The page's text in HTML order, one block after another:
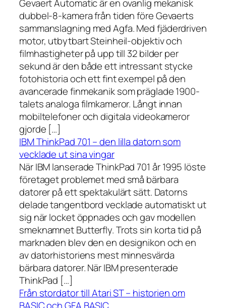
Gevaert Automatic är en ovanlig mekanisk
dubbel-8-kamera från tiden före Gevaerts
sammanslagning med Agfa. Med fjäderdriven
motor, utbytbart Steinheil-objektiv och
filmhastigheter på upp till 32 bilder per
sekund är den både ett intressant stycke
fotohistoria och ett fint exempel på den
avancerade finmekanik som präglade 1900-
talets analoga filmkameror. Långt innan
mobiltelefoner och digitala videokameror
gjorde […]
IBM ThinkPad 701 – den lilla datorn som
vecklade ut sina vingar
När IBM lanserade ThinkPad 701 år 1995 löste
företaget problemet med små bärbara
datorer på ett spektakulärt sätt. Datorns
delade tangentbord vecklade automatiskt ut
sig när locket öppnades och gav modellen
smeknamnet Butterfly. Trots sin korta tid på
marknaden blev den en designikon och en
av datorhistoriens mest minnesvärda
bärbara datorer. När IBM presenterade
ThinkPad […]
Från stordator till Atari ST – historien om